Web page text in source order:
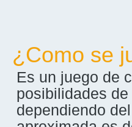
¿Como se
Es un juego de
posibilidades
dependiendo